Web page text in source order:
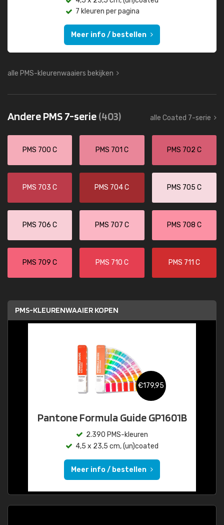
7 kleuren per pagina
Meer info / bestellen
alle PMS-kleurenwaaiers bekijken
Andere PMS 7-serie(403) alle Coated 7-serie
PMS 700 C PMS 701 C PMS 702 C
PMS 703 C PMS 704 C PMS 705 C
PMS 706 C PMS 707 C PMS 708 C
PMS 709 C PMS 710 C PMS 711 C
PMS-KLEURENWAAIER KOPEN
€179,95
Pantone Formula Guide GP1601B
2.390 PMS-kleuren
4,5 x 23,5 cm, (un)coated
Meer info / bestellen